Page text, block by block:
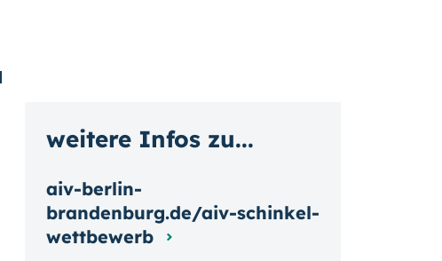
weitere Infos zu...
aiv-berlin-
brandenburg.de/aiv-schinkel-
wettbewerb